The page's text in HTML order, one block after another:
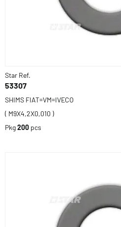
Star Ref.
53307
SHIMS FIAT=VM=IVECO
( M9X4,2X0,010 )
Pkg200 pcs